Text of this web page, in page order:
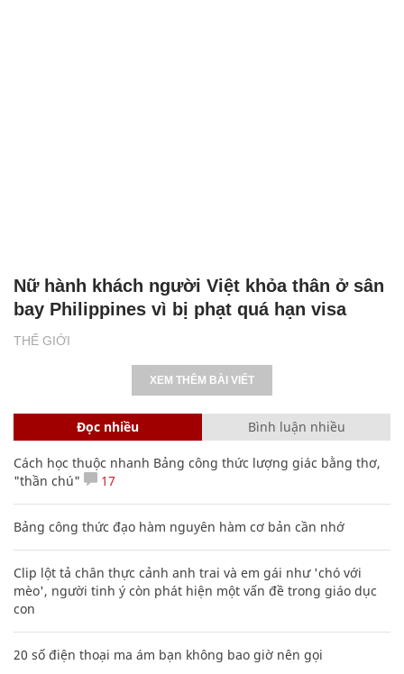
THẾ GIỚI
Nữ hành khách người Việt khỏa thân ở sân
bay Philippines vì bị phạt quá hạn visa
XEM THÊM BÀI VIẾT
Đọc nhiều Bình luận nhiều
Cách học thuộc nhanh Bảng công thức lượng giác bằng thơ,
"thần chú"
17
Bảng công thức đạo hàm nguyên hàm cơ bản cần nhớ
Clip lột tả chân thực cảnh anh trai và em gái như 'chó với
mèo', người tinh ý còn phát hiện một vấn đề trong giáo dục
con
20 số điện thoại ma ám bạn không bao giờ nên gọi